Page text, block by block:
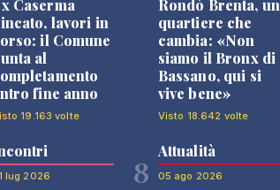
Caserma
lavori in
il Comune
al
fine anno
19.163 volte
Rondò Brenta, un
quartiere che
cambia: «Non
siamo il Bronx di
Bassano, qui si
vive bene»
Visto 18.642 volte
lug 2026 8
Attualità
05 ago 2026